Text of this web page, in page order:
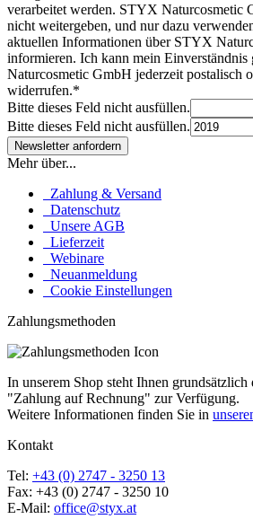
verarbeitet werden. STYX Naturcosmetic
nicht weitergeben, und nur dazu
aktuellen Informationen über STYX
informieren. Ich kann mein
Naturcosmetic GmbH jederzeit postalisch
widerrufen.*
Bitte dieses Feld nicht ausfüllen.
Bitte dieses Feld nicht ausfüllen.
Mehr über...
Zahlung & Versand
Datenschutz
Unsere AGB
Lieferzeit
Webinare
Neuanmeldung
Cookie Einstellungen
Zahlungsmethoden
In unserem Shop steht Ihnen grundsätzlich
"Zahlung auf Rechnung" zur Verfügung.
Weitere Informationen finden Sie in
Kontakt
Tel: +43 (0) 2747 - 3250 13
Fax: +43 (0) 2747 - 3250 10
E-Mail: office@styx.at